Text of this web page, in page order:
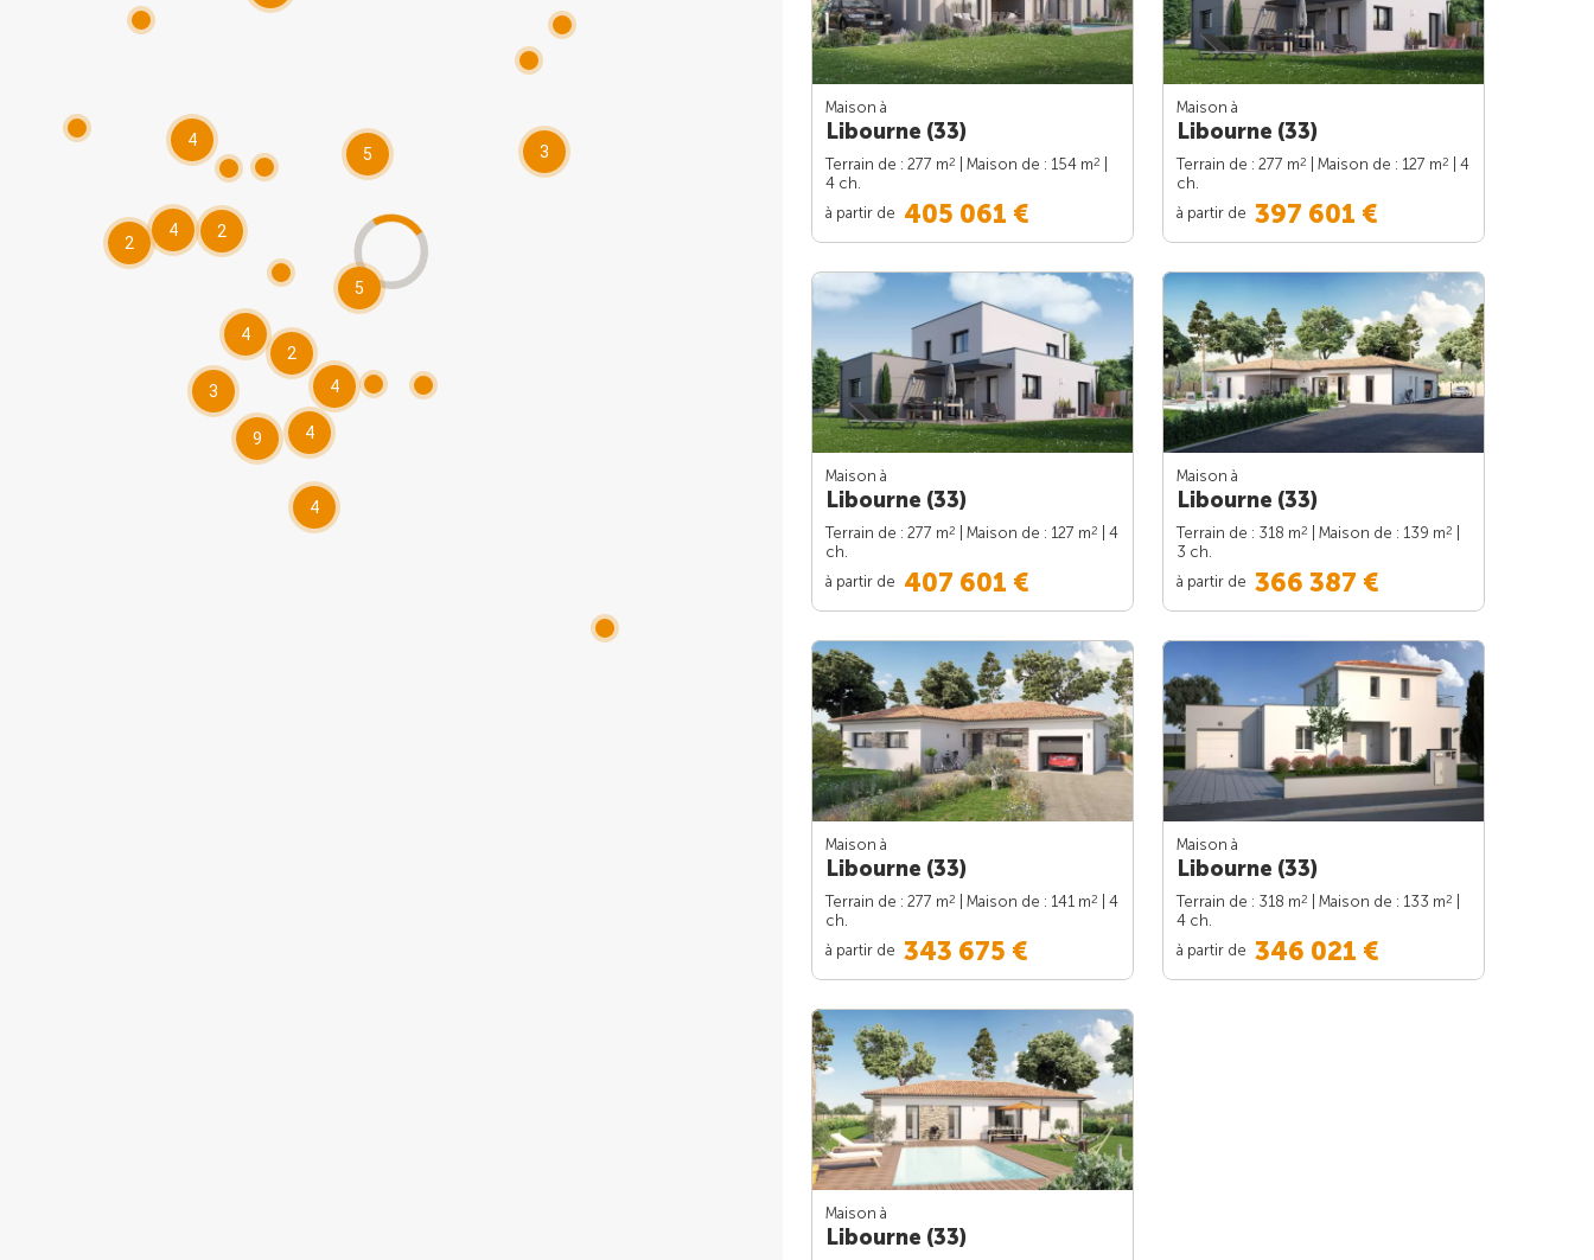
9
4
5
3 4
4
3
2
4
4
5
2
4
2
Maison à
Libourne (33)
Terrain de : 277 m2 | Maison de : 154 m2
4 ch.
à partir de 405 061 €
Maison à
Libourne (33)
Terrain de : 277 m2 | Maison de : 127 m2
| 4
ch.
à partir de 397 601 €
Maison à
Libourne (33)
Terrain de : 277 m2 | Maison de : 127 m2
| 4
ch.
à partir de 407 601 €
Maison à
Libourne (33)
Terrain de : 318 m2 | Maison de : 139 m2
3 ch.
à partir de 366 387 €
Maison à
Libourne (33)
Terrain de : 277 m2 | Maison de : 141 m2
| 4
ch.
à partir de 343 675 €
Maison à
Libourne (33)
Terrain de : 318 m2 | Maison de : 133 m2
4 ch.
à partir de 346 021 €
Maison à
Libourne (33)